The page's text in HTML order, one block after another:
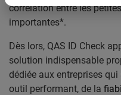
corrélation entre les
importantes*.
Dès lors, QAS ID Check
solution indispensable
dédiée aux entreprises qui
outil performant, de la